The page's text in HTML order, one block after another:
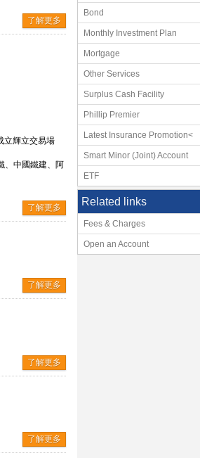
了解更多
立輝立交易場
、中國鐵建、阿
了解更多
了解更多
了解更多
了解更多
Bond
Monthly Investment Plan
Mortgage
Other Services
Surplus Cash Facility
Phillip Premier
Latest Insurance Promotion<
Smart Minor (Joint) Account
ETF
Related links
Fees & Charges
Open an Account